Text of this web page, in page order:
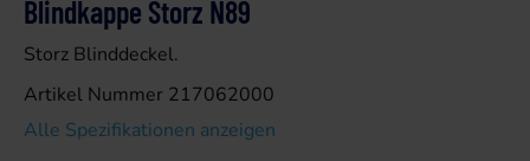
Blindkappe Storz N89
Storz Blinddeckel.
Artikel Nummer 217062000
Alle Spezifikationen anzeigen